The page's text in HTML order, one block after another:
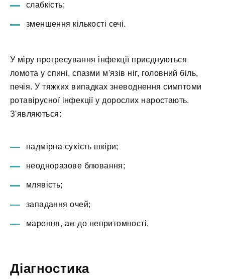
слабкість;
зменшення кількості сечі.
У міру прогресування інфекції приєднуються
ломота у спині, спазми м'язів ніг, головний біль,
печія. У тяжких випадках зневоднення симптоми
ротавірусної інфекції у дорослих наростають.
З'являються:
надмірна сухість шкіри;
неодноразове блювання;
млявість;
западання очей;
марення, аж до непритомності.
Діагностика